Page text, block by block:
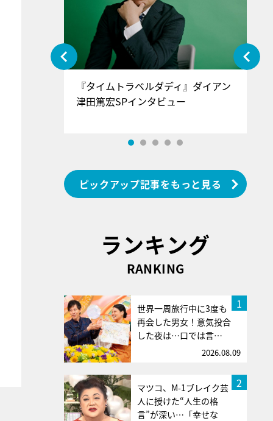
』＝LOV
インタ
『タイムトラベルダディ』ダイアン
津田篤宏SPインタビュー
ピックアップ記事をもっと見る
ランキング
RANKING
1
世界一周旅行中に3度も
再会した男女！意気投合
した夜は…口では言…
2026.08.09
2
マツコ、M-1ブレイク芸
人に授けた“人生の格
言”が深い…「幸せな